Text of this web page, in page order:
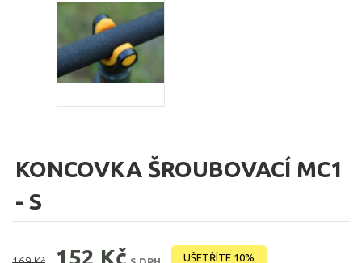
KONCOVKA ŠROUBOVACÍ MC1
- S
152 Kč UŠETŘÍTE 10%